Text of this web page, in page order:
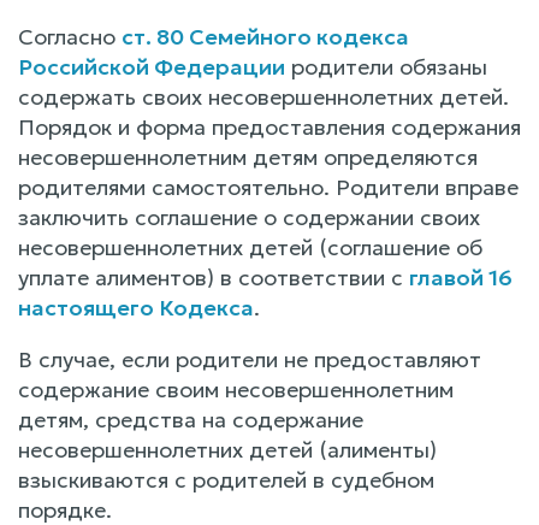
Согласно ст. 80 Семейного кодекса
Российской Федерации родители обязаны
содержать своих несовершеннолетних детей.
Порядок и форма предоставления содержания
несовершеннолетним детям определяются
родителями самостоятельно. Родители вправе
заключить соглашение о содержании своих
несовершеннолетних детей (соглашение об
уплате алиментов) в соответствии с главой 16
настоящего Кодекса.
В случае, если родители не предоставляют
содержание своим несовершеннолетним
детям, средства на содержание
несовершеннолетних детей (алименты)
взыскиваются с родителей в судебном
порядке.